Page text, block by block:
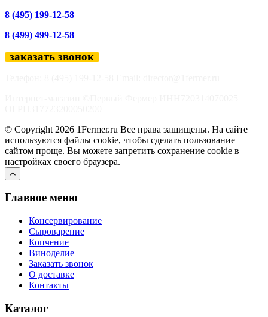
8 (495) 199-12-58
8 (499) 499-12-58
заказать звонок
© Copyright 2026 1Fermer.ru Все права защищены. На сайте
используются файлы cookie, чтобы сделать пользование
сайтом проще. Вы можете запретить сохранение cookie в
настройках своего браузера.
Главное меню
Консервирование
Сыроварение
Копчение
Виноделие
Заказать звонок
О доставке
Контакты
Каталог